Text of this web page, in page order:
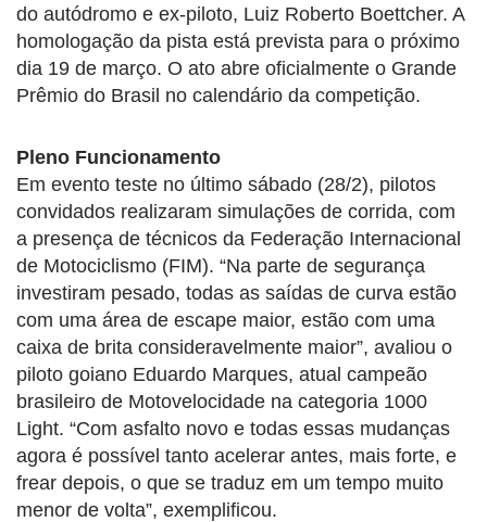
do autódromo e ex-piloto, Luiz Roberto Boettcher. A
homologação da pista está prevista para o próximo
dia 19 de março. O ato abre oficialmente o Grande
Prêmio do Brasil no calendário da competição.
Pleno Funcionamento
Em evento teste no último sábado (28/2), pilotos
convidados realizaram simulações de corrida, com
a presença de técnicos da Federação Internacional
de Motociclismo (FIM). “Na parte de segurança
investiram pesado, todas as saídas de curva estão
com uma área de escape maior, estão com uma
caixa de brita consideravelmente maior”, avaliou o
piloto goiano Eduardo Marques, atual campeão
brasileiro de Motovelocidade na categoria 1000
Light. “Com asfalto novo e todas essas mudanças
agora é possível tanto acelerar antes, mais forte, e
frear depois, o que se traduz em um tempo muito
menor de volta”, exemplificou.